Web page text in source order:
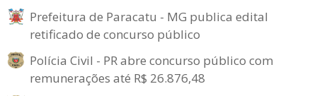
Prefeitura de Paracatu - MG publica edital
retificado de concurso público
Polícia Civil - PR abre concurso público com
remunerações até R$ 26.876,48